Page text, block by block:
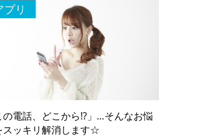
プリ
の電話、どこから!?」…そんなお悩
スッキリ解消します☆